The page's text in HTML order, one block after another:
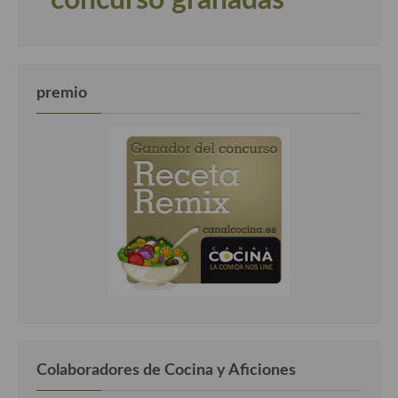
premio
Colaboradores de Cocina y Aficiones